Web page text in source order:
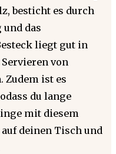
besticht es durch
das
liegt gut in
von
Zudem ist es
du lange
mit diesem
deinen Tisch und